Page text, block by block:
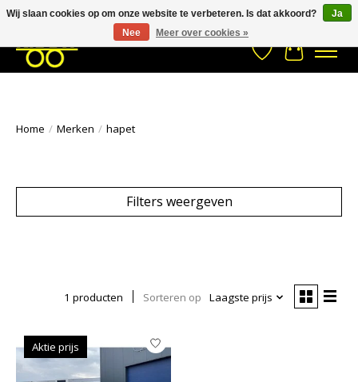
033- 2470 538 info@kraaybv.com Stuur een Whatsapp bericht
Verlanglijst
Home / Merken / hapet
Filters weergeven
1 producten Sorteren op Laagste prijs
Aktie prijs
Wij slaan cookies op om onze website te verbeteren. Is dat akkoord?
Ja
Nee
Meer over cookies »